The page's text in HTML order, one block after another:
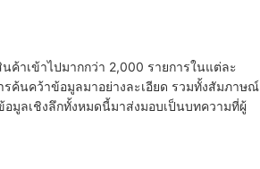
กว่า
ค้าเข้าไปมากกว่า 2,000 รายการในแต่ละ
รค้นคว้าข้อมูลมาอย่างละเอียด รวมทั้งสัมภาษณ์
มูลเชิงลึกทั้งหมดนี้มาส่งมอบเป็นบทความที่ผู้